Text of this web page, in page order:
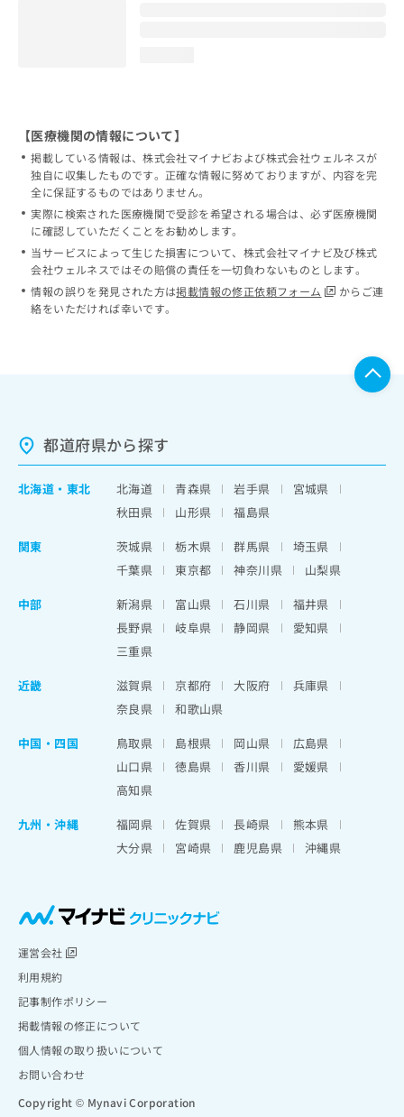
【医療機関の情報について】
掲載している情報は、株式会社マイナビおよび株式会社ウェルネスが
独自に収集したものです。正確な情報に努めておりますが、内容を完
全に保証するものではありません。
実際に検索された医療機関で受診を希望される場合は、必ず医療機関
に確認していただくことをお勧めします。
当サービスによって生じた損害について、株式会社マイナビ及び株式
会社ウェルネスではその賠償の責任を一切負わないものとします。
情報の誤りを発見された方は掲載情報の修正依頼フォーム
からご連
絡をいただければ幸いです。
都道府県から探す
北海道 ・ 東北 北海道 青森県 岩手県
宮城県
秋田県
山形県
福島県
関東
茨城県 栃木県 群馬県
埼玉県
千葉県
東京都 神奈川県
山梨県
中部
新潟県 富山県 石川県
福井県
長野県
岐阜県 静岡県
愛知県
三重県
近畿
滋賀県 京都府 大阪府
兵庫県
奈良県
和歌山県
中国・四国
鳥取県 島根県 岡山県
広島県
山口県
徳島県 香川県
愛媛県
高知県
九州・沖縄
福岡県 佐賀県 長崎県
熊本県
大分県
宮崎県 鹿児島県 沖縄県
運営会社
利用規約
記事制作ポリシー
掲載情報の修正について
個人情報の取り扱いについて
お問い合わせ
Copyright © Mynavi Corporation